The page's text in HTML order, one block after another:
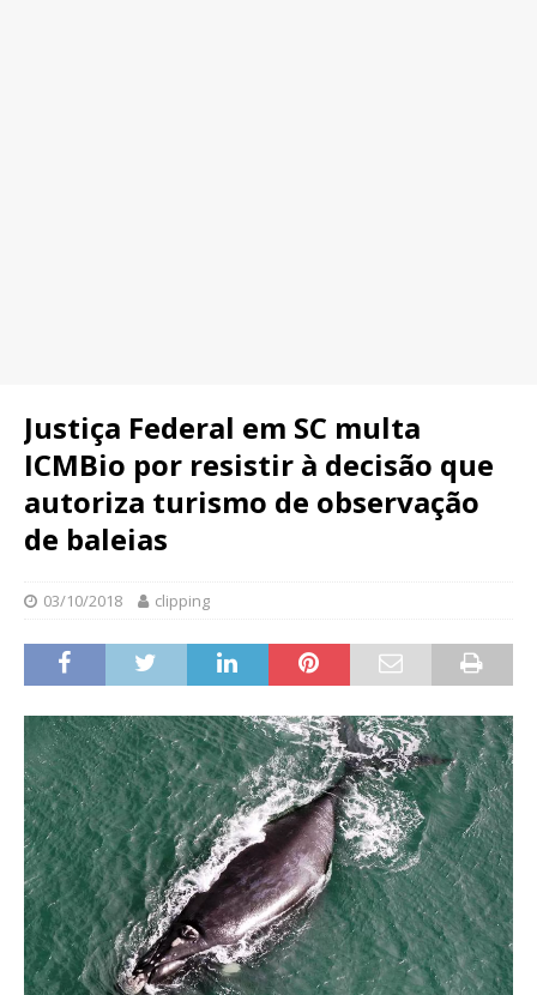
Justiça Federal em SC multa
ICMBio por resistir à decisão que
autoriza turismo de observação
de baleias
03/10/2018 clipping